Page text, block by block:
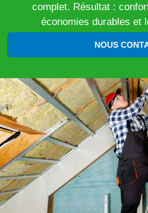
complet. Résultat :
économies durables et
NOUS